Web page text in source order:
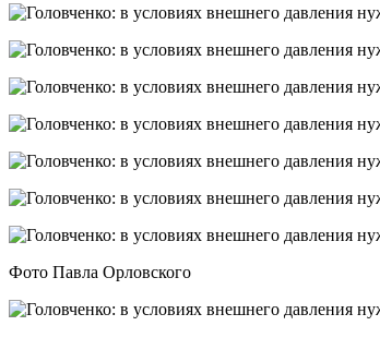
Фото Павла Орловского